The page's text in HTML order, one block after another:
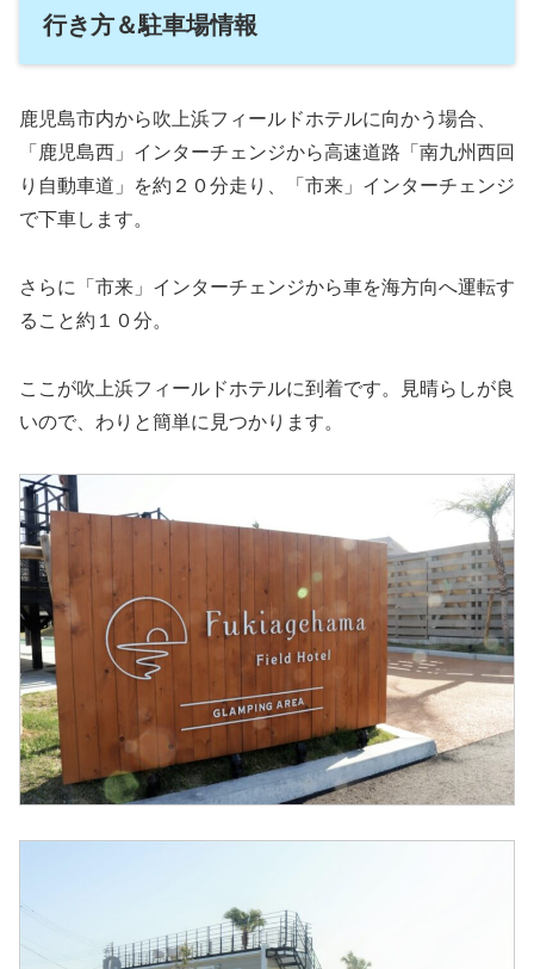
行き方＆駐車場情報
鹿児島市内から吹上浜フィールドホテルに向かう場合、
「鹿児島西」インターチェンジから高速道路「南九州西回
り自動車道」を約２０分走り、「市来」インターチェンジ
で下車します。
さらに「市来」インターチェンジから車を海方向へ運転す
ること約１０分。
ここが吹上浜フィールドホテルに到着です。見晴らしが良
いので、わりと簡単に見つかります。